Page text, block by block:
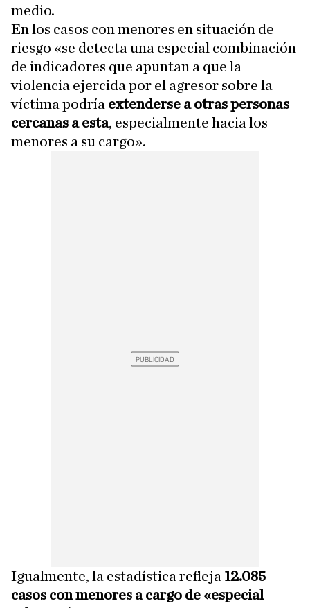
medio.
En los casos con menores en situación de
riesgo «se detecta una especial combinación
de indicadores que apuntan a que la
violencia ejercida por el agresor sobre la
víctima podría extenderse a otras personas
cercanas a esta, especialmente hacia los
menores a su cargo».
Igualmente, la estadística refleja 12.085
casos con menores a cargo de «especial